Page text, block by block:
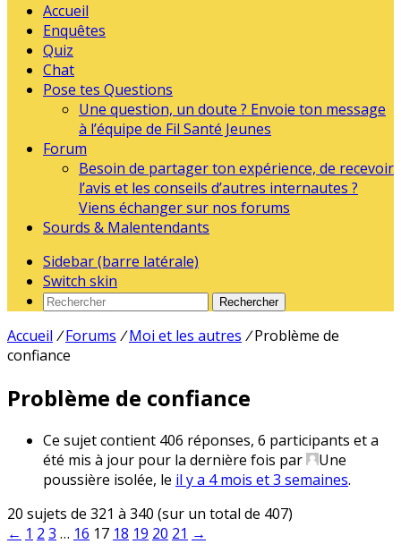
Accueil
Enquêtes
Quiz
Chat
Pose tes Questions
Une question, un doute ? Envoie ton message
à l’équipe de Fil Santé Jeunes
Forum
Besoin de partager ton expérience, de recevoir
l’avis et les conseils d’autres internautes ?
Viens échanger sur nos forums
Sourds & Malentendants
Sidebar (barre latérale)
Switch skin
Rechercher
Accueil / Forums / Moi et les autres / Problème de
confiance
Problème de confiance
Ce sujet contient 406 réponses, 6 participants et a
été mis à jour pour la dernière fois par
Une
poussière isolée, le il y a 4 mois et 3 semaines.
20 sujets de 321 à 340 (sur un total de 407)
← 1 2 3 … 16 17 18 19 20 21 →